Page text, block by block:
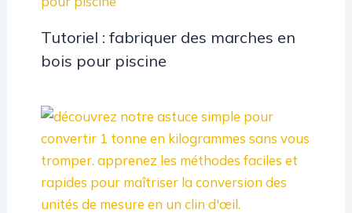
Tutoriel : fabriquer des marches en
bois pour piscine